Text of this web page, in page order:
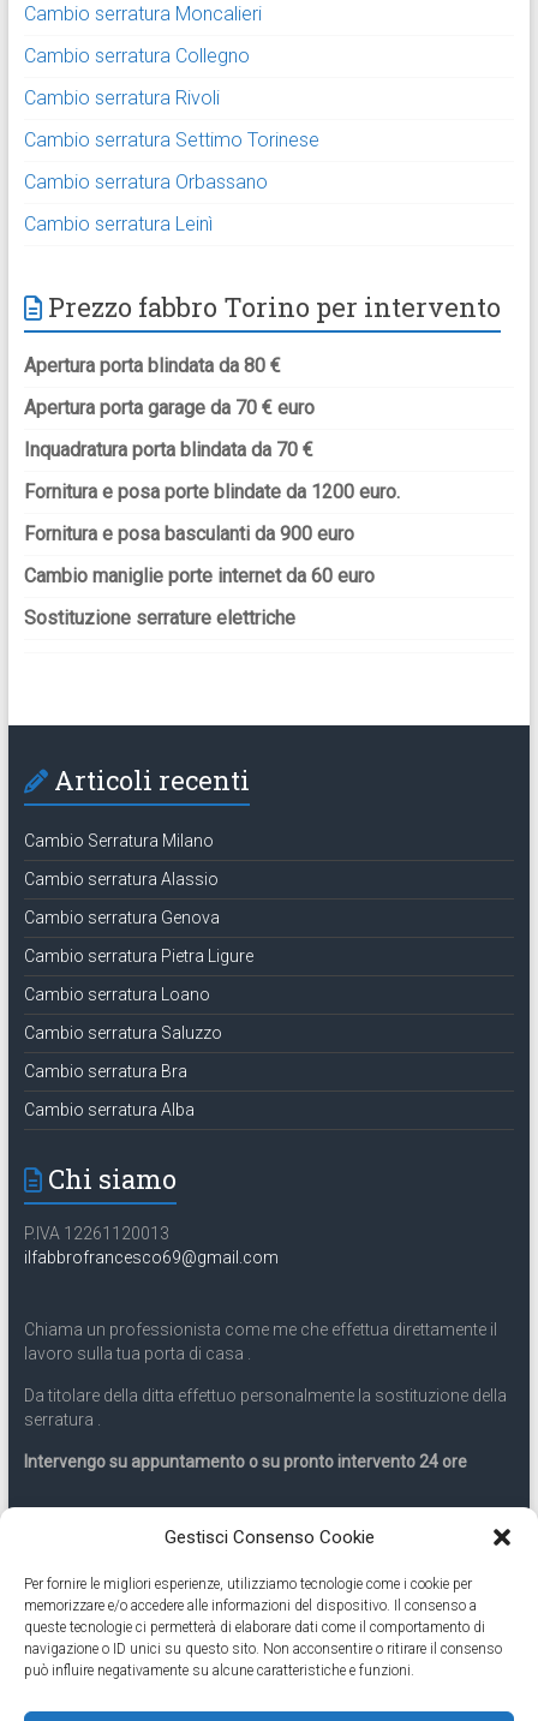
Gestisci Consenso Cookie
Per fornire le migliori esperienze, utilizziamo tecnologie come i cookie per
memorizzare e/o accedere alle informazioni del dispositivo. Il consenso a
queste tecnologie ci permetterà di elaborare dati come il comportamento di
navigazione o ID unici su questo sito. Non acconsentire o ritirare il consenso
può influire negativamente su alcune caratteristiche e funzioni.
Cambio serratura Moncalieri
Cambio serratura Collegno
Cambio serratura Rivoli
Cambio serratura Settimo Torinese
Cambio serratura Orbassano
Cambio serratura Leinì
Prezzo fabbro Torino per intervento
Apertura porta blindata da 80 €
Apertura porta garage da 70 € euro
Inquadratura porta blindata da 70 €
Fornitura e posa porte blindate da 1200 euro.
Fornitura e posa basculanti da 900 euro
Cambio maniglie porte internet da 60 euro
Sostituzione serrature elettriche
Articoli recenti
Cambio Serratura Milano
Cambio serratura Alassio
Cambio serratura Genova
Cambio serratura Pietra Ligure
Cambio serratura Loano
Cambio serratura Saluzzo
Cambio serratura Bra
Cambio serratura Alba
Chi siamo
P.IVA 12261120013
ilfabbrofrancesco69@gmail.com
Chiama un professionista come me che effettua direttamente il
lavoro sulla tua porta di casa .
Da titolare della ditta effettuo personalmente la sostituzione della
serratura .
Intervengo su appuntamento o su pronto intervento 24 ore
Servizio 24 ore
Cell331.9899963
Eseguiamo anche lavori di apertura porte pronto intervento 24
ore